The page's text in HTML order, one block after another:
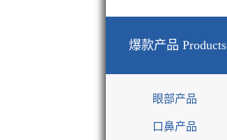
爆款产品 Products
眼部产品
口鼻产品